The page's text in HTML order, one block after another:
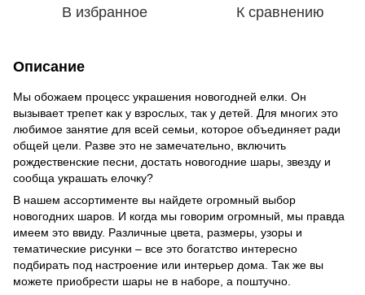
В избранное К сравнению
Описание
Мы обожаем процесс украшения новогодней елки. Он
вызывает трепет как у взрослых, так у детей. Для многих это
любимое занятие для всей семьи, которое объединяет ради
общей цели. Разве это не замечательно, включить
рождественские песни, достать новогодние шары, звезду и
сообща украшать елочку?
В нашем ассортименте вы найдете огромный выбор
новогодних шаров. И когда мы говорим огромный, мы правда
имеем это ввиду. Различные цвета, размеры, узоры и
тематические рисунки – все это богатство интересно
подбирать под настроение или интерьер дома. Так же вы
можете приобрести шары не в наборе, а поштучно.